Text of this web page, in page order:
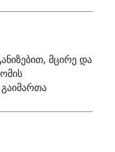
მცირე და